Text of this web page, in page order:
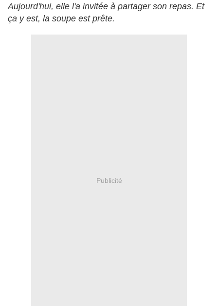
Aujourd'hui, elle l'a invitée à partager son repas. Et
ça y est, la soupe est prête.
Publicité